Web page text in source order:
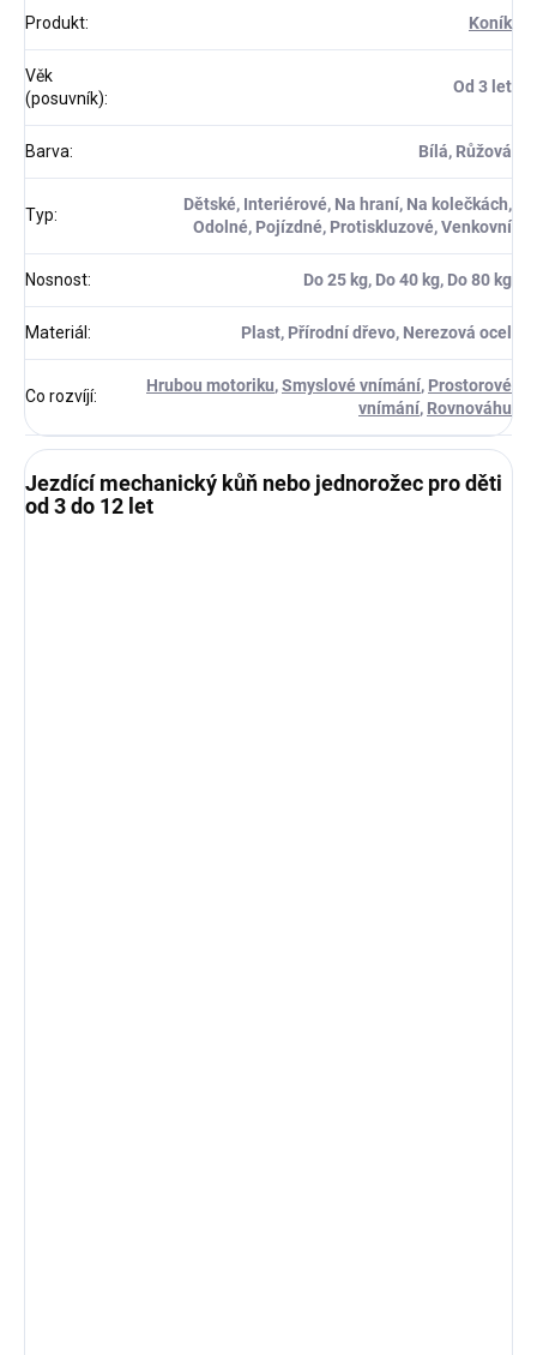
Produkt: Koník
Věk
(posuvník):
Od 3 let
Barva: Bílá, Růžová
Typ:
Dětské, Interiérové, Na hraní, Na kolečkách,
Odolné, Pojízdné, Protiskluzové, Venkovní
Nosnost: Do 25 kg, Do 40 kg, Do 80 kg
Materiál: Plast, Přírodní dřevo, Nerezová ocel
Co rozvíjí:
Hrubou motoriku,Smyslové vnímání, Prostorové
vnímání, Rovnováhu
Jezdící mechanický kůň nebo jednorožec pro děti
od 3 do 12 let